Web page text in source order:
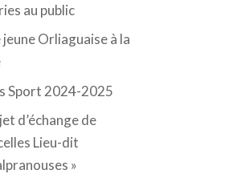
au public
jeune Orliaguaise à la
Sport 2024-2025
d’échange de
Lieu-dit
»